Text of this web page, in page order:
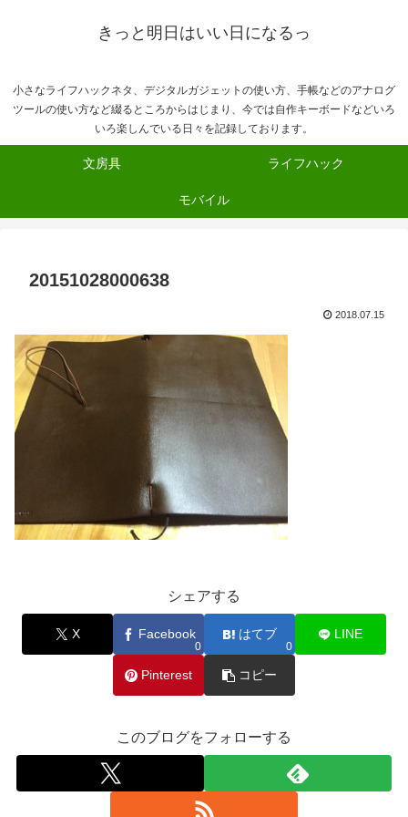
きっと明日はいい日になるっ
小さなライフハックネタ、デジタルガジェットの使い方、手帳などのアナログ
ツールの使い方など綴るところからはじまり、今では自作キーボードなどいろ
いろ楽しんでいる日々を記録しております。
文房具 ライフハック
モバイル
20151028000638
2018.07.15
シェアする
X Facebook
0
はてブ
0
LINE
Pinterest コピー
このブログをフォローする